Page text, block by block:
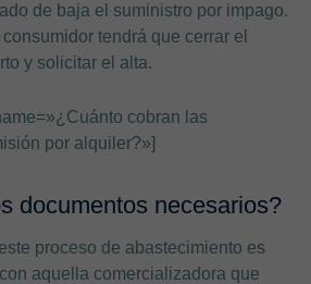
de baja el suministro por impago.
tendrá que cerrar el
y solicitar el alta.
cobran las
por alquiler?»]
documentos necesarios?
proceso de abastecimiento es
aquella comercializadora que